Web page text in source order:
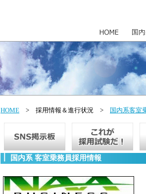
HOME > 採用情報＆進行状況 > 国内系客室
国内系 客室乗務員採用情報